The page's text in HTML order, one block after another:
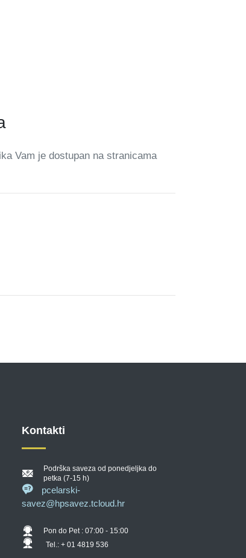
Vam je dostupan na stranicama
Kontakti
Podrška saveza od ponedjeljka do
petka (7-15 h)
pcelarski-
savez@hpsavez.tcloud.hr
Pon do Pet : 07:00 - 15:00
Tel.: + 01 4819 536